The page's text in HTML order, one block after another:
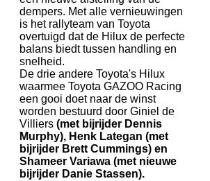
dempers. Met alle vernieuwingen
is het rallyteam van Toyota
overtuigd dat de Hilux de perfecte
balans biedt tussen handling en
snelheid.
De drie andere Toyota's Hilux
waarmee Toyota GAZOO Racing
een gooi doet naar de winst
worden bestuurd door Giniel de
Villiers (met bijrijder Dennis
Murphy), Henk Lategan (met
bijrijder Brett Cummings) en
Shameer Variawa (met nieuwe
bijrijder Danie Stassen).